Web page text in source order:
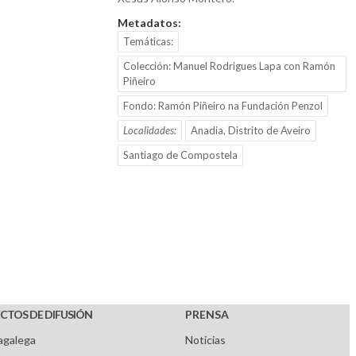
Metadatos:
Temáticas:
Colección: Manuel Rodrigues Lapa con Ramón
Piñeiro
Fondo: Ramón Piñeiro na Fundación Penzol
Localidades:
Anadia, Distrito de Aveiro
Santiago de Compostela
DE DIFUSIÓN
PRENSA
Noticias